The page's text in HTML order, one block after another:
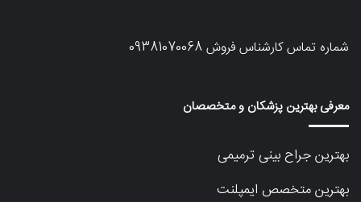
شماره تماس کارشناس فروش09381070068
معرفی بهترین پزشکان و متخصصان
بهترین جراح بینی ترمیمی
بهترین متخصص ایمپلنت